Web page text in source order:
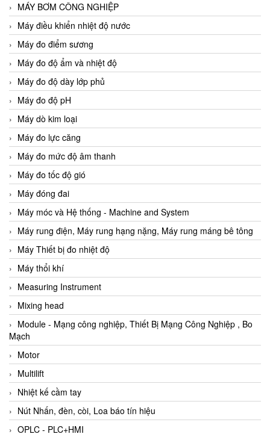
MÁY BƠM CÔNG NGHIỆP
Máy điều khiển nhiệt độ nước
Máy đo điểm sương
Máy đo độ ẩm và nhiệt độ
Máy đo độ dày lớp phủ
Máy đo độ pH
Máy dò kim loại
Máy đo lực căng
Máy đo mức độ âm thanh
Máy đo tốc độ gió
Máy đóng đai
Máy móc và Hệ thống - Machine and System
Máy rung điện, Máy rung hạng nặng, Máy rung máng bê tông
Máy Thiết bị đo nhiệt độ
Máy thổi khí
Measuring Instrument
Mixing head
Module - Mạng công nghiệp, Thiết Bị Mạng Công Nghiệp , Bo
Mạch
Motor
Multilift
Nhiệt kế cầm tay
Nút Nhấn, đèn, còi, Loa báo tín hiệu
OPLC - PLC+HMI